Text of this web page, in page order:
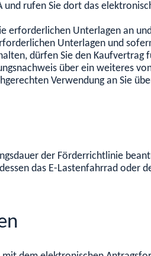
und rufen Sie dort das
erforderlichen Unterlagen an
Unterlagen und
dürfen Sie den
über ein weiteres
Verwendung an Sie
der Förderrichtlinie
das E-Lastenfahrrad oder